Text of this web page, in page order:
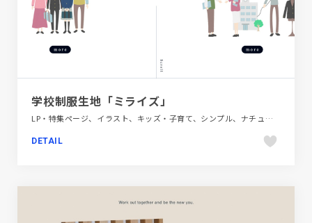
学校制服生地「ミライズ」
LP・特集ページ、イラスト、キッズ・子育て、シンプル、ナチュラル、ファッション・ビューティー、ホワイト系、教育・学校
DETAIL